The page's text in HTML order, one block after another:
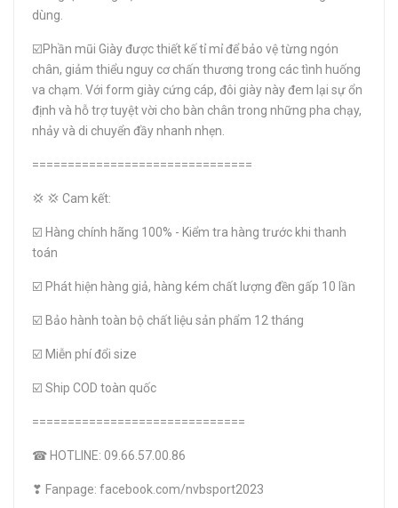
dùng.
☑️Phần mũi Giày được thiết kế tỉ mỉ để bảo vệ từng ngón
chân, giảm thiểu nguy cơ chấn thương trong các tình huống
va chạm. Với form giày cứng cáp, đôi giày này đem lại sự ổn
định và hỗ trợ tuyệt vời cho bàn chân trong những pha chạy,
nhảy và di chuyển đầy nhanh nhẹn.
===============================
💢 💢 Cam kết:
☑️ Hàng chính hãng 100% - Kiểm tra hàng trước khi thanh
toán
☑️ Phát hiện hàng giả, hàng kém chất lượng đền gấp 10 lần
☑️ Bảo hành toàn bộ chất liệu sản phẩm 12 tháng
☑️ Miễn phí đổi size
☑️ Ship COD toàn quốc
==============================
☎ HOTLINE: 09.66.57.00.86
❣ Fanpage: facebook.com/nvbsport2023